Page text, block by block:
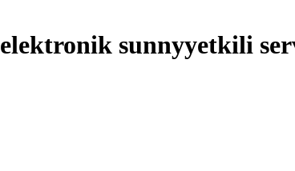
sunnyyetkili